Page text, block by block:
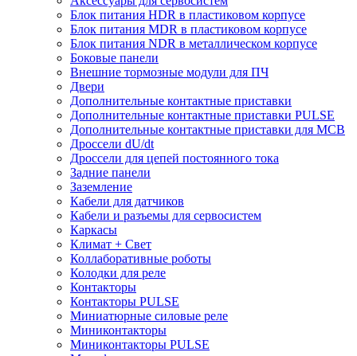
Блок питания HDR в пластиковом корпусе
Блок питания MDR в пластиковом корпусе
Блок питания NDR в металлическом корпусе
Боковые панели
Внешние тормозные модули для ПЧ
Двери
Дополнительные контактные приставки
Дополнительные контактные приставки PULSE
Дополнительные контактные приставки для MCB
Дроссели dU/dt
Дроссели для цепей постоянного тока
Задние панели
Заземление
Кабели для датчиков
Кабели и разъемы для сервосистем
Каркасы
Климат + Свет
Коллаборативные роботы
Колодки для реле
Контакторы
Контакторы PULSE
Миниатюрные силовые реле
Миниконтакторы
Миниконтакторы PULSE